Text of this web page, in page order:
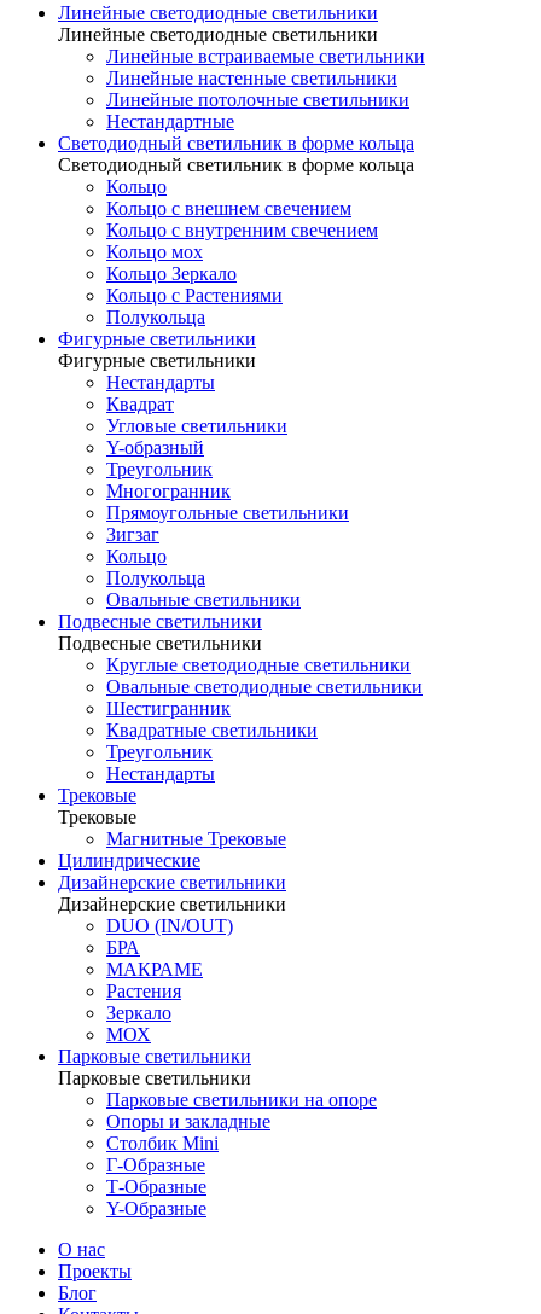
Линейные светодиодные светильники
Линейные светодиодные светильники
Линейные встраиваемые светильники
Линейные настенные светильники
Линейные потолочные светильники
Нестандартные
Светодиодный светильник в форме кольца
Светодиодный светильник в форме кольца
Кольцо
Кольцо с внешнем свечением
Кольцо с внутренним свечением
Кольцо мох
Кольцо Зеркало
Кольцо с Растениями
Полукольца
Фигурные светильники
Фигурные светильники
Нестандарты
Квадрат
Угловые светильники
Y-образный
Треугольник
Многогранник
Прямоугольные светильники
Зигзаг
Кольцо
Полукольца
Овальные светильники
Подвесные светильники
Подвесные светильники
Круглые светодиодные светильники
Овальные светодиодные светильники
Шестигранник
Квадратные светильники
Треугольник
Нестандарты
Трековые
Трековые
Магнитные Трековые
Цилиндрические
Дизайнерские светильники
Дизайнерские светильники
DUO (IN/OUT)
БРА
МАКРАМЕ
Растения
Зеркало
МОХ
Парковые светильники
Парковые светильники
Парковые светильники на опоре
Опоры и закладные
Столбик Mini
Г-Образные
Т-Образные
Y-Образные
О нас
Проекты
Блог